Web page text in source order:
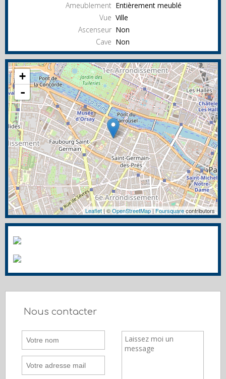
Ameublement Entièrement meublé
Vue Ville
Ascenseur Non
Cave Non
+
-
Leaflet| ©OpenStreetMap| Foursquarecontributors
Nous contacter